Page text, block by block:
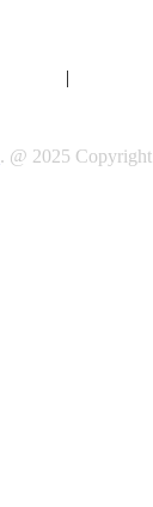
. @ 2025 Copyright